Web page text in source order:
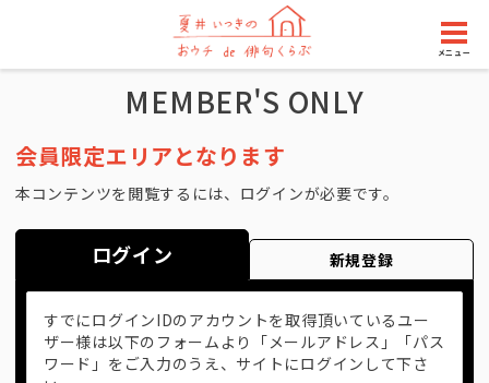
メニュー
MEMBER'S ONLY
会員限定エリアとなります
本コンテンツを閲覧するには、ログインが必要です。
ログイン 新規登録
すでにログインIDのアカウントを取得頂いているユー
ザー様は以下のフォームより「メールアドレス」「パス
ワード」をご入力のうえ、サイトにログインして下さ